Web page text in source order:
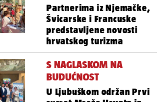
Partnerima iz Njemačke,
Švicarske i Francuske
predstavljene novosti
hrvatskog turizma
S NAGLASKOM NA
BUDUĆNOST
U Ljubuškom održan Prvi